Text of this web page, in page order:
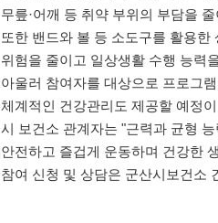
무릎·어깨 등 취약 부위의 부담을
또한 밴드와 볼 등 소도구를 활용한
위험을 줄이고 일상생활 수행 능력
아울러 참여자를 대상으로 프로그램
체계적인 건강관리도 제공할 예정
시 보건소 관계자는 "근력과 균형
안전하고 즐겁게 운동하며 건강한
참여 신청 및 상담은 군산시보건소